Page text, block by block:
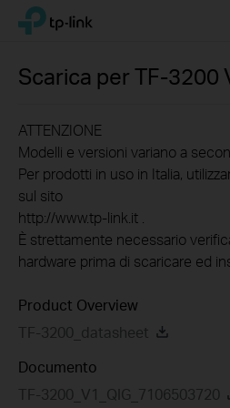
Click
navigation
TP-Link, Reliably Smart
Scarica perTF-3200
ATTENZIONE
Modelli e versioni variano a
Per prodotti in uso in Italia,
sul sito
http://www.tp-link.it .
È strettamente necessario
hardware prima di scaricare ed
Product Overview
TF-3200_datasheet
Documento
TF-3200_V1_QIG_7106503720